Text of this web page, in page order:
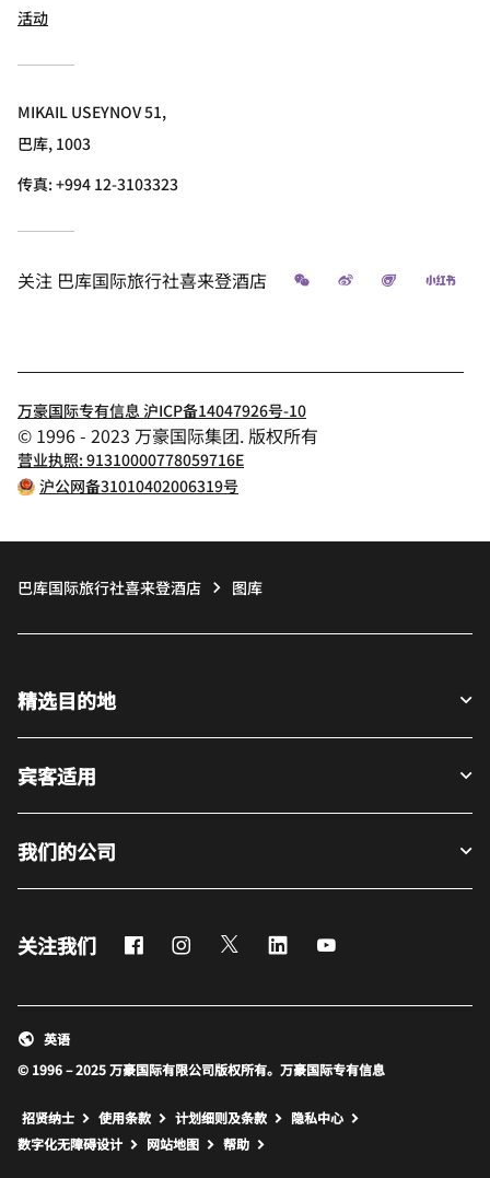
活动
MIKAIL USEYNOV 51,
巴库, 1003
传真:+994 12-3103323
关注 巴库国际旅行社喜来登酒店 微信 微博 飞猪 小
万豪国际专有信息 沪ICP备14047926号-10
© 1996 - 2023 万豪国际集团. 版权所有
营业执照: 91310000778059716E
沪公网备31010402006319号
巴库国际旅行社喜来登酒店 图库
精选目的地
宾客适用
我们的公司
关注我们 FacebookInstagram
Twitter LinkedIn
© 1996 – 2025 万豪国际有限公司版权所有。万豪国际专有信息
英语
招贤纳士 使用条款 计划细则及条款
隐私中心
数字化无障碍设计
网站地图 打开新窗口
帮助